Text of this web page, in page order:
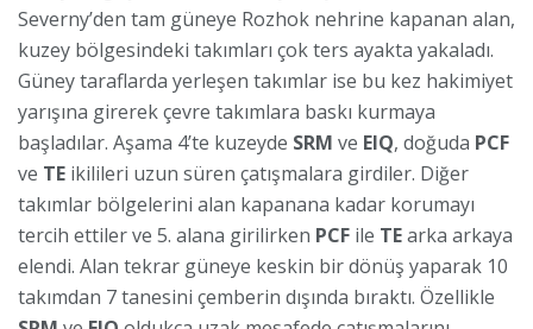
Severny’den tam güneye Rozhok nehrine kapanan alan,
kuzey bölgesindeki takımları çok ters ayakta yakaladı.
Güney taraflarda yerleşen takımlar ise bu kez hakimiyet
yarışına girerek çevre takımlara baskı kurmaya
başladılar. Aşama 4’te kuzeyde SRM ve EIQ, doğuda PCF
ve TE ikilileri uzun süren çatışmalara girdiler. Diğer
takımlar bölgelerini alan kapanana kadar korumayı
tercih ettiler ve 5. alana girilirken PCF ile TEarka arkaya
elendi. Alan tekrar güneye keskin bir dönüş yaparak 10
takımdan 7 tanesini çemberin dışında bıraktı. Özellikle